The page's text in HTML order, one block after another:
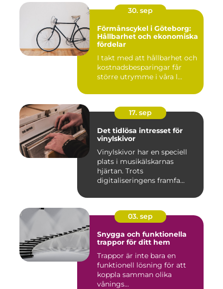
30. sep
Förmånscykel i Göteborg:
Hållbarhet och ekonomiska
fördelar
I takt med att hållbarhet och
kostnadsbesparingar får
större utrymme i våra l...
17. sep
Det tidlösa intresset för
vinylskivor
Vinylskivor har en speciell
plats i musikälskarnas
hjärtan. Trots
digitaliseringens framfa...
03. sep
Snygga och funktionella
trappor för ditt hem
Trappor är inte bara en
funktionell lösning för att
koppla samman olika
vånings...